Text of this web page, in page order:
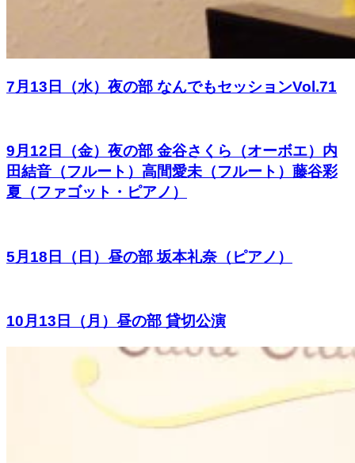
7月13日（水）夜の部 なんでもセッションVol.71
9月12日（金）夜の部 金谷さくら（オーボエ）内
田結音（フルート）高間愛未（フルート）藤谷彩
夏（ファゴット・ピアノ）
5月18日（日）昼の部 坂本礼奈（ピアノ）
10月13日（月）昼の部 貸切公演